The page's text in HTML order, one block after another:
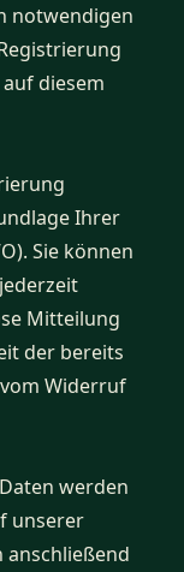
notwendigen
diesem
Ihrer
Sie können
Mitteilung
der bereits
Widerruf
werden
unserer